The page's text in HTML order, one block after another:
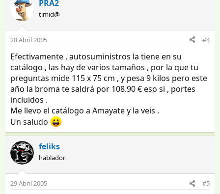
PRA2
timid@
28 Abril 2005 #4
Efectivamente , autosuministros la tiene en su
catálogo , las hay de varios tamaños , por la que tu
preguntas mide 115 x 75 cm , y pesa 9 kilos pero este
año la broma te saldrá por 108.90 € eso si , portes
incluidos .
Me llevo el catálogo a Amayate y la veis .
Un saludo
feliks
hablador
29 Abril 2005 #5